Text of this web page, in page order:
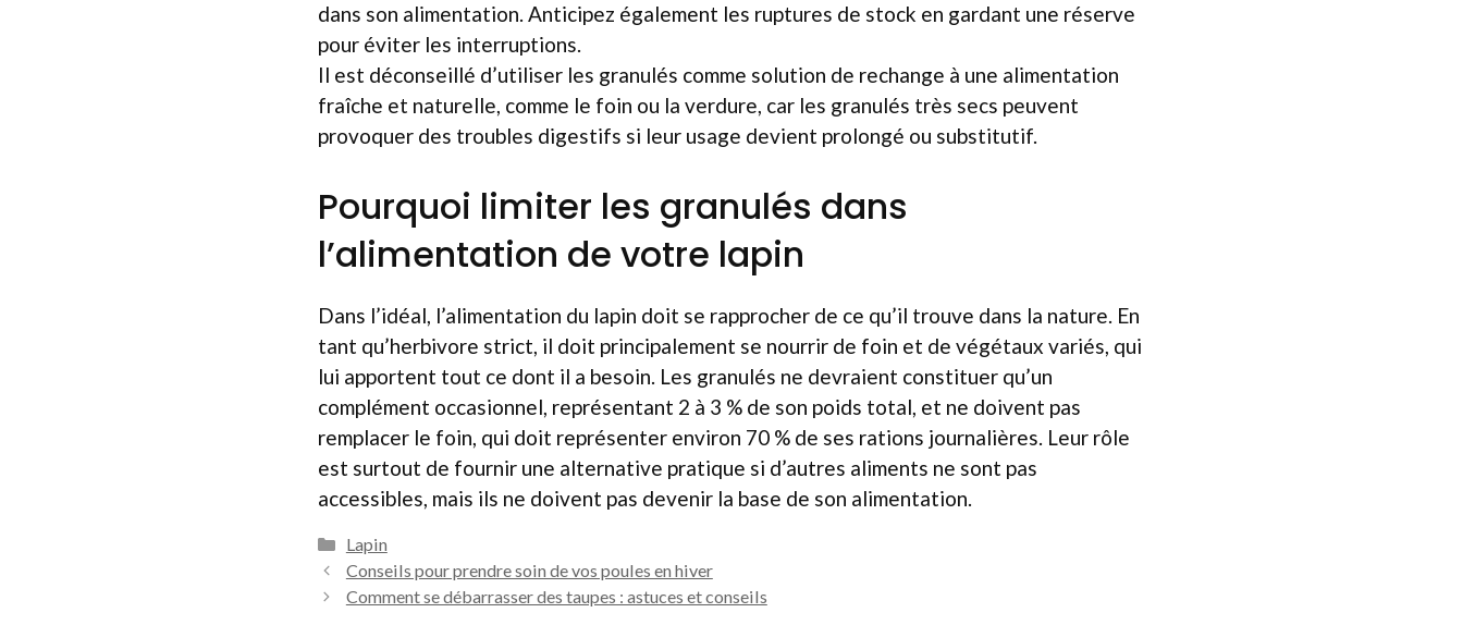
dans son alimentation. Anticipez également les ruptures de stock en gardant une réserve
pour éviter les interruptions.
Il est déconseillé d’utiliser les granulés comme solution de rechange à une alimentation
fraîche et naturelle, comme le foin ou la verdure, car les granulés très secs peuvent
provoquer des troubles digestifs si leur usage devient prolongé ou substitutif.
Pourquoi limiter les granulés dans
l’alimentation de votre lapin
Dans l’idéal, l’alimentation du lapin doit se rapprocher de ce qu’il trouve dans la nature. En
tant qu’herbivore strict, il doit principalement se nourrir de foin et de végétaux variés, qui
lui apportent tout ce dont il a besoin. Les granulés ne devraient constituer qu’un
complément occasionnel, représentant 2 à 3 % de son poids total, et ne doivent pas
remplacer le foin, qui doit représenter environ 70 % de ses rations journalières. Leur rôle
est surtout de fournir une alternative pratique si d’autres aliments ne sont pas
accessibles, mais ils ne doivent pas devenir la base de son alimentation.
Catégories
Lapin
Conseils pour prendre soin de vos poules en hiver
Comment se débarrasser des taupes : astuces et conseils